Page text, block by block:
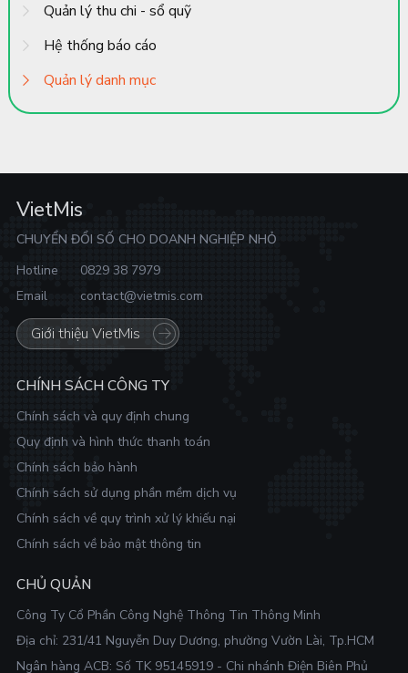
Quản lý thu chi - sổ quỹ
Hệ thống báo cáo
Quản lý danh mục
VietMis
CHUYỂN ĐỔI SỐ CHO DOANH NGHIỆP NHỎ
Hotline
0829 38 7979
Email
contact@vietmis.com
Giới thiệu VietMis
CHÍNH SÁCH CÔNG TY
Chính sách và quy định chung
Quy định và hình thức thanh toán
Chính sách bảo hành
Chính sách sử dụng phần mềm dịch vụ
Chính sách về quy trình xử lý khiếu nại
Chính sách về bảo mật thông tin
CHỦ QUẢN
Công Ty Cổ Phần Công Nghệ Thông Tin Thông Minh
Địa chỉ: 231/41 Nguyễn Duy Dương, phường Vườn Lài, Tp.HCM
Ngân hàng ACB: Số TK 95145919 - Chi nhánh Điện Biên Phủ